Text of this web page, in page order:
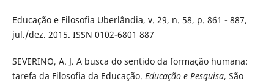
Educação e Filosofia Uberlândia, v. 29, n. 58, p. 861 - 887,
jul./dez. 2015. ISSN 0102-6801 887
SEVERINO, A. J. A busca do sentido da formação humana:
tarefa da Filosofia da Educação. Educação e Pesquisa, São